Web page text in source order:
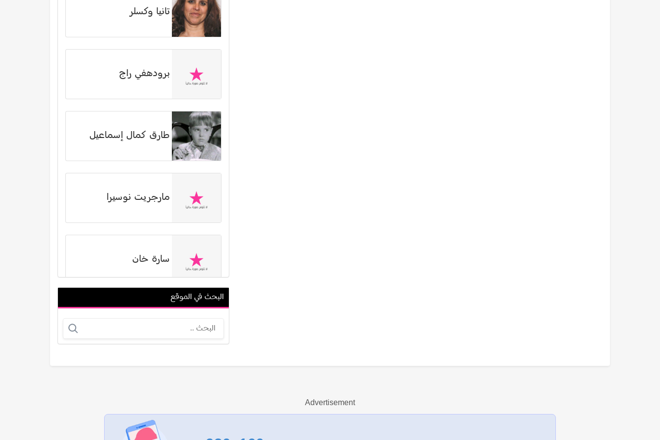
تانيا وكسلر
برودهفي راج
طارق كمال إسماعيل
مارجريت نوسيرا
سارة خان
عرض الكل
البحث في الموقع
Advertisement